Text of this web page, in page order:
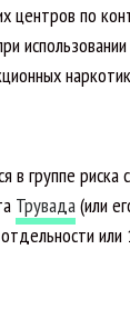
центров по
группе
Трувада(или
или